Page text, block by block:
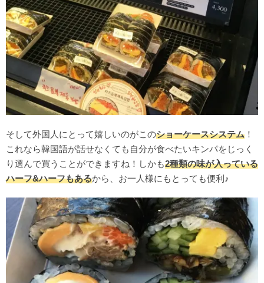
そして外国人にとって嬉しいのがこのショーケースシステム ！
これなら韓国語が話せなくても自分が食べたいキンパをじっく
り選んで買うことができますね！しかも2種類の味が入っている
ハーフ&ハーフもあるから、お一人様にもとっても便利♪